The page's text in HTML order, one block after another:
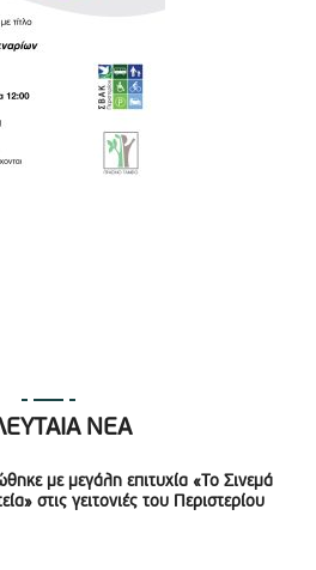
ΝΕΑ
με μεγάλη επιτυχία «Το Σινεμά
στις γειτονιές του Περιστερίου